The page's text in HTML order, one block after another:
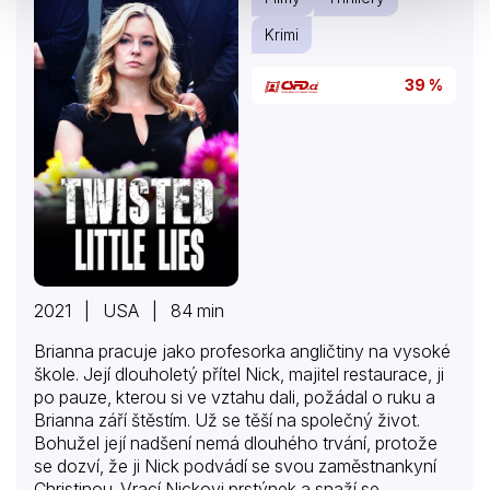
Krimi
39 %
2021 | USA | 84 min
Brianna pracuje jako profesorka angličtiny na vysoké
škole. Její dlouholetý přítel Nick, majitel restaurace, ji
po pauze, kterou si ve vztahu dali, požádal o ruku a
Brianna září štěstím. Už se těší na společný život.
Bohužel její nadšení nemá dlouhého trvání, protože
se dozví, že ji Nick podvádí se svou zaměstnankyní